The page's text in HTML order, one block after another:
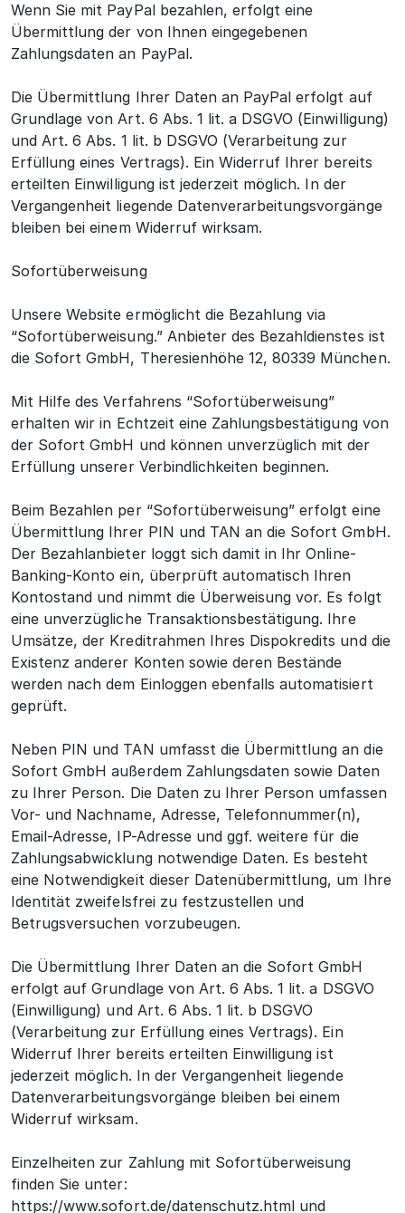
Wenn Sie mit PayPal bezahlen, erfolgt eine
Übermittlung der von Ihnen eingegebenen
Zahlungsdaten an PayPal.
Die Übermittlung Ihrer Daten an PayPal erfolgt auf
Grundlage von Art. 6 Abs. 1 lit. a DSGVO (Einwilligung)
und Art. 6 Abs. 1 lit. b DSGVO (Verarbeitung zur
Erfüllung eines Vertrags). Ein Widerruf Ihrer bereits
erteilten Einwilligung ist jederzeit möglich. In der
Vergangenheit liegende Datenverarbeitungsvorgänge
bleiben bei einem Widerruf wirksam.
Sofortüberweisung
Unsere Website ermöglicht die Bezahlung via
“Sofortüberweisung.” Anbieter des Bezahldienstes ist
die Sofort GmbH, Theresienhöhe 12, 80339 München.
Mit Hilfe des Verfahrens “Sofortüberweisung”
erhalten wir in Echtzeit eine Zahlungsbestätigung von
der Sofort GmbH und können unverzüglich mit der
Erfüllung unserer Verbindlichkeiten beginnen.
Beim Bezahlen per “Sofortüberweisung” erfolgt eine
Übermittlung Ihrer PIN und TAN an die Sofort GmbH.
Der Bezahlanbieter loggt sich damit in Ihr Online-
Banking-Konto ein, überprüft automatisch Ihren
Kontostand und nimmt die Überweisung vor. Es folgt
eine unverzügliche Transaktionsbestätigung. Ihre
Umsätze, der Kreditrahmen Ihres Dispokredits und die
Existenz anderer Konten sowie deren Bestände
werden nach dem Einloggen ebenfalls automatisiert
geprüft.
Neben PIN und TAN umfasst die Übermittlung an die
Sofort GmbH außerdem Zahlungsdaten sowie Daten
zu Ihrer Person. Die Daten zu Ihrer Person umfassen
Vor- und Nachname, Adresse, Telefonnummer(n),
Email-Adresse, IP-Adresse und ggf. weitere für die
Zahlungsabwicklung notwendige Daten. Es besteht
eine Notwendigkeit dieser Datenübermittlung, um Ihre
Identität zweifelsfrei zu festzustellen und
Betrugsversuchen vorzubeugen.
Die Übermittlung Ihrer Daten an die Sofort GmbH
erfolgt auf Grundlage von Art. 6 Abs. 1 lit. a DSGVO
(Einwilligung) und Art. 6 Abs. 1 lit. b DSGVO
(Verarbeitung zur Erfüllung eines Vertrags). Ein
Widerruf Ihrer bereits erteilten Einwilligung ist
jederzeit möglich. In der Vergangenheit liegende
Datenverarbeitungsvorgänge bleiben bei einem
Widerruf wirksam.
Einzelheiten zur Zahlung mit Sofortüberweisung
finden Sie unter:
https://www.sofort.de/datenschutz.html und